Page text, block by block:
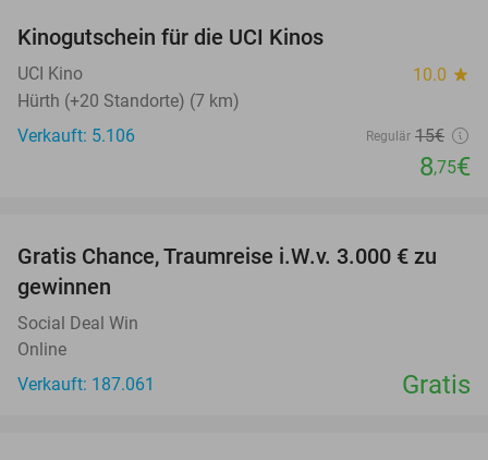
Kinogutschein für die UCI Kinos
UCI Kino 10.0 star
Hürth (+20 Standorte) (7 km)
Verkauft: 5.106
Regulär 15€
8,75€
Gratis Chance, Traumreise i.W.v. 3.000 € zu
gewinnen
Social Deal Win
Online
Verkauft: 187.061
Gratis